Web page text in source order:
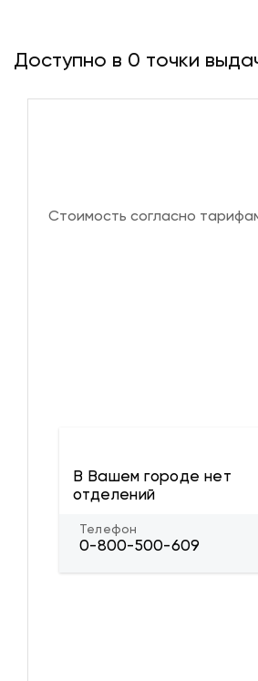
Доступно в 0 точки
Стоимость согласно
В Вашем городе нет
отделений
Телефон
0-800-500-609